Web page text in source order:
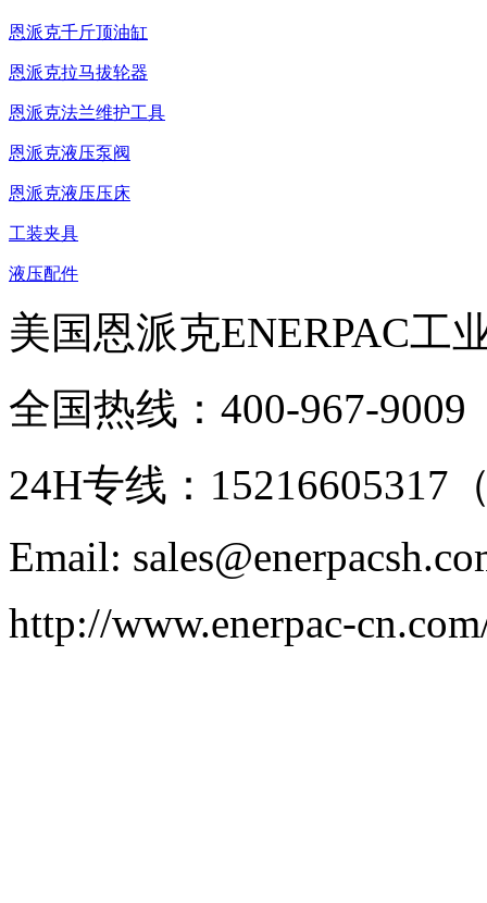
恩派克千斤顶油缸
恩派克拉马拔轮器
恩派克法兰维护工具
恩派克液压泵阀
恩派克液压压床
工装夹具
液压配件
美国恩派克ENERPAC工
全国热线：400-967-9009
24H专线：15216605317
Email:
http://www.enerpac-